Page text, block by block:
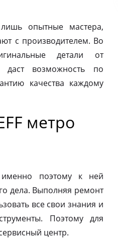
опытные мастера,
с производителем. Во
детали от
даст возможность по
качества каждому
метро
поэтому к ней
дела. Выполняя ремонт
все свои знания и
Поэтому для
центр.